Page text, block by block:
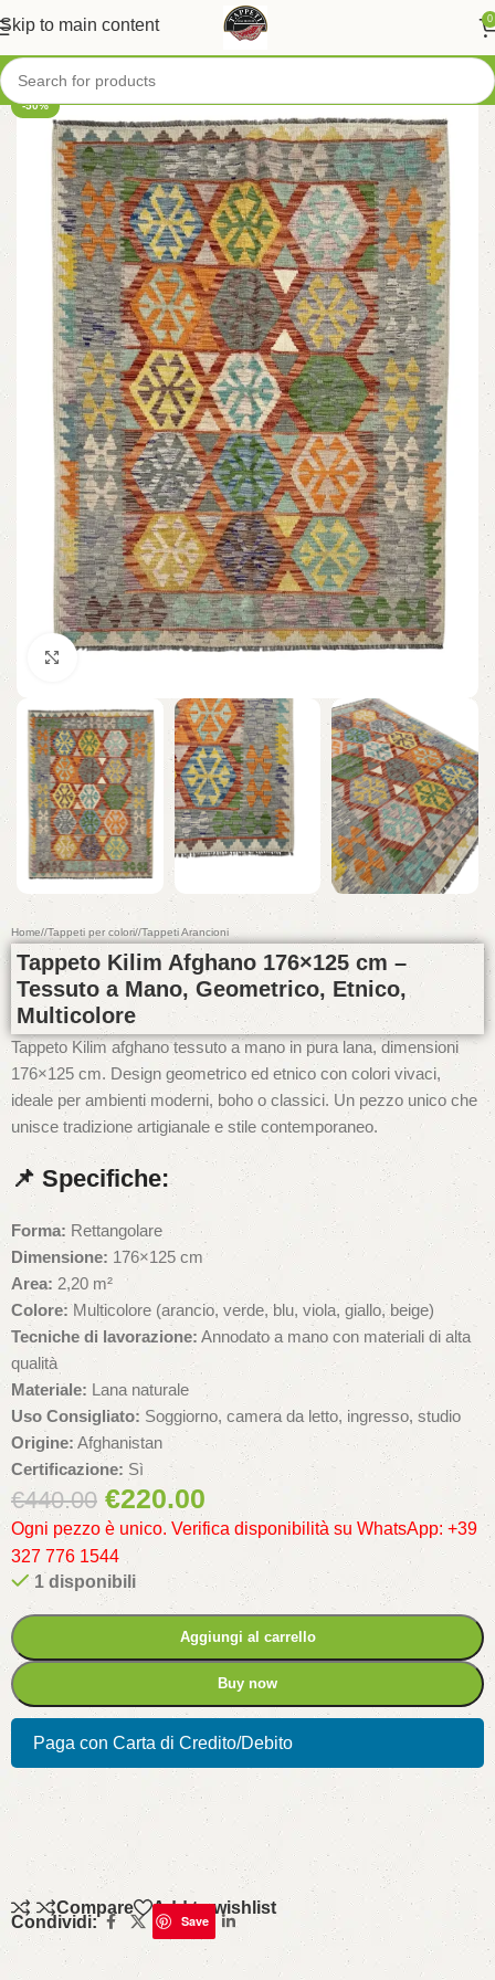
Skip to main content 0
-50%
Click to enlarge
Home/ Tappeti per colori/ Tappeti Arancioni
Tappeto Kilim Afghano 176×125 cm –
Tessuto a Mano, Geometrico, Etnico,
Multicolore
Tappeto Kilim afghano tessuto a mano in pura lana, dimensioni
176×125 cm. Design geometrico ed etnico con colori vivaci,
ideale per ambienti moderni, boho o classici. Un pezzo unico che
unisce tradizione artigianale e stile contemporaneo.
📌 Specifiche:
Forma: Rettangolare
Dimensione: 176×125 cm
Area: 2,20 m²
Colore:Multicolore (arancio, verde, blu, viola, giallo, beige)
Tecniche di lavorazione: Annodato a mano con materiali di alta
qualità
Materiale: Lana naturale
Uso Consigliato: Soggiorno, camera da letto, ingresso, studio
Origine:Afghanistan
Certificazione: Sì
€440.00 €220.00
Ogni pezzo è unico. Verifica disponibilità su WhatsApp: +39
327 776 1544
1 disponibili
Aggiungi al carrello
Buy now
Paga con Carta di Credito/Debito
Compare Add to wishlist
Condividi: Save